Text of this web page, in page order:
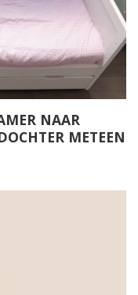
NAAR
METEEN